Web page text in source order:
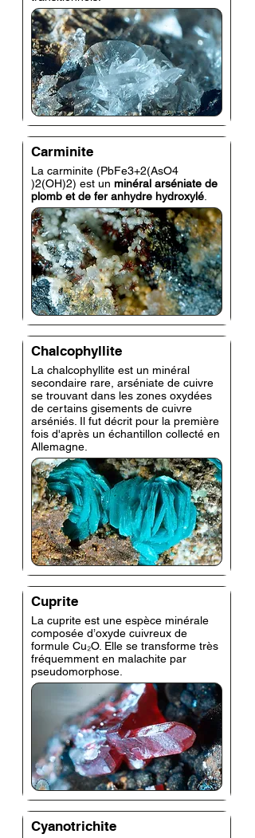
Carminite
La carminite (PbFe3+2(AsO4
)2(OH)2) est un minéral arséniate de
plomb et de fer anhydre hydroxylé
Chalcophyllite
La chalcophyllite est un minéral
secondaire rare, arséniate de cuivre
se trouvant dans les zones oxydées
de certains gisements de cuivre
arséniés. Il fut décrit pour la première
fois d'après un échantillon collecté en
Allemagne.
Cuprite
La cuprite est une espèce minérale
composée d’oxyde cuivreux de
formule Cu₂O. Elle se transforme très
fréquemment en malachite par
pseudomorphose.
Cyanotrichite